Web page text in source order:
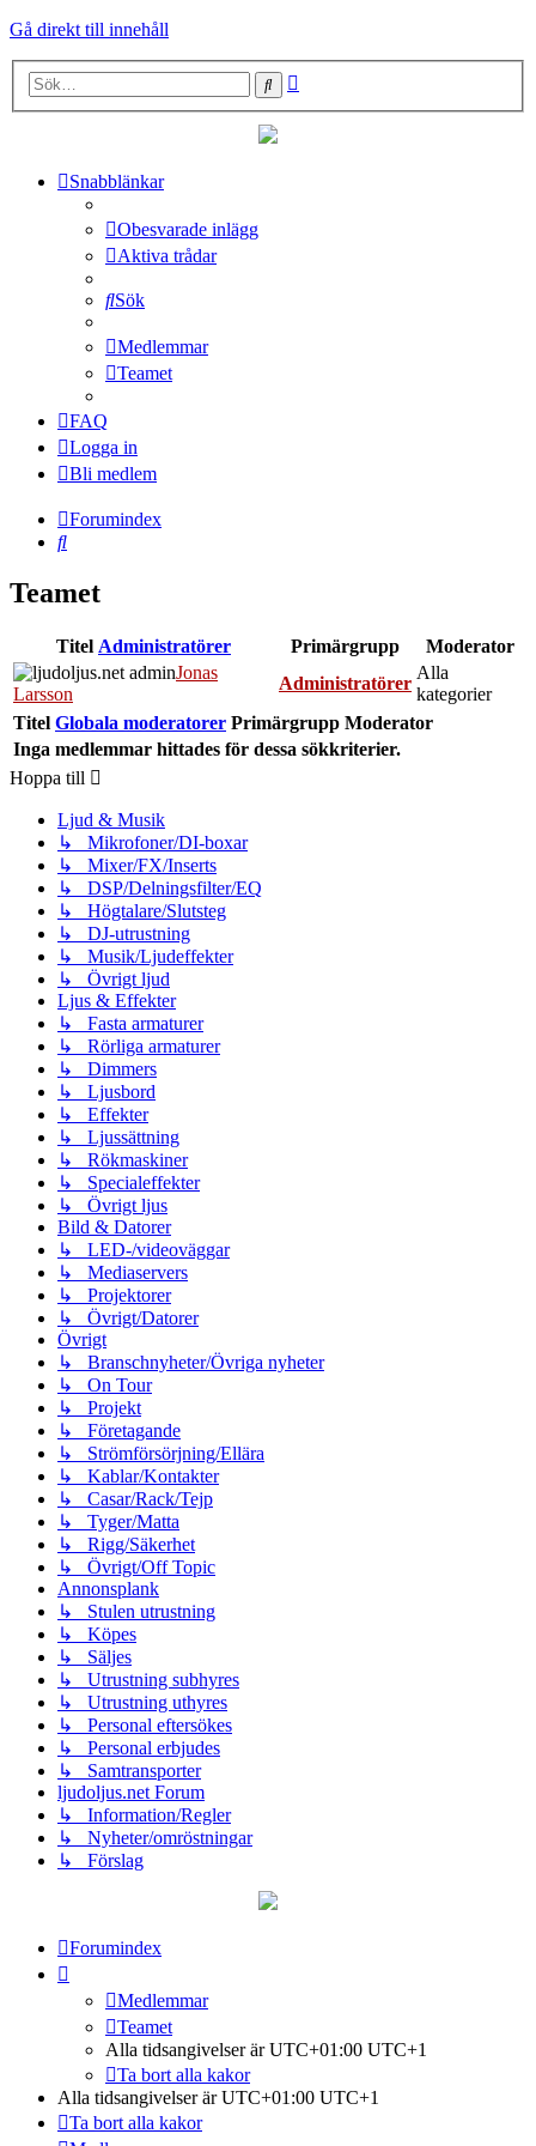
Gå direkt till innehåll
Sök
Snabblänkar
Obesvarade inlägg
Aktiva trådar
Sök
Medlemmar
Teamet
FAQ
Logga in
Bli medlem
Forumindex
Sök
Teamet
Titel Administratörer Primärgrupp
Moderator
Jonas
Larsson
Administratörer
Alla
kategorier
Titel Globala moderatorer Primärgrupp Moderator
Inga medlemmar hittades för dessa sökkriterier.
Hoppa till
Ljud & Musik
↳ Mikrofoner/DI-boxar
↳ Mixer/FX/Inserts
↳ DSP/Delningsfilter/EQ
↳ Högtalare/Slutsteg
↳ DJ-utrustning
↳ Musik/Ljudeffekter
↳ Övrigt ljud
Ljus & Effekter
↳ Fasta armaturer
↳ Rörliga armaturer
↳ Dimmers
↳ Ljusbord
↳ Effekter
↳ Ljussättning
↳ Rökmaskiner
↳ Specialeffekter
↳ Övrigt ljus
Bild & Datorer
↳ LED-/videoväggar
↳ Mediaservers
↳ Projektorer
↳ Övrigt/Datorer
Övrigt
↳ Branschnyheter/Övriga nyheter
↳ On Tour
↳ Projekt
↳ Företagande
↳ Strömförsörjning/Ellära
↳ Kablar/Kontakter
↳ Casar/Rack/Tejp
↳ Tyger/Matta
↳ Rigg/Säkerhet
↳ Övrigt/Off Topic
Annonsplank
↳ Stulen utrustning
↳ Köpes
↳ Säljes
↳ Utrustning subhyres
↳ Utrustning uthyres
↳ Personal eftersökes
↳ Personal erbjudes
↳ Samtransporter
ljudoljus.net Forum
↳ Information/Regler
↳ Nyheter/omröstningar
↳ Förslag
Forumindex
Medlemmar
Teamet
Alla tidsangivelser är UTC+01:00 UTC+1
Ta bort alla kakor
Alla tidsangivelser är UTC+01:00 UTC+1
Ta bort alla kakor